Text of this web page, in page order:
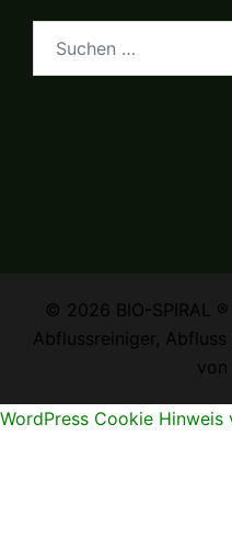
© 2026 BIO-SPIRAL
Abflussreiniger,
von
WordPress Cookie Hinweis